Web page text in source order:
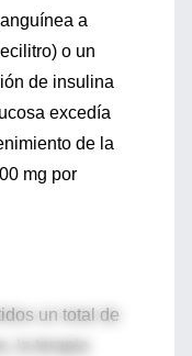
a
o un
de insulina
excedía
de la
mg por
un total de
la terapia